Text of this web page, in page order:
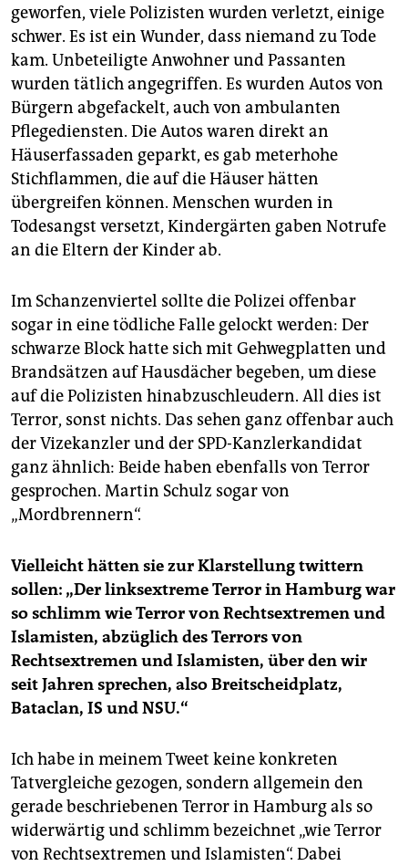
geworfen, viele Polizisten wurden verletzt, einige
schwer. Es ist ein Wunder, dass niemand zu Tode
kam. Unbeteiligte Anwohner und Passanten
wurden tätlich angegriffen. Es wurden Autos von
Bürgern abgefackelt, auch von ambulanten
Pflegediensten. Die Autos waren direkt an
Häuserfassaden geparkt, es gab meterhohe
Stichflammen, die auf die Häuser hätten
übergreifen können. Menschen wurden in
Todesangst versetzt, Kindergärten gaben Notrufe
an die Eltern der Kinder ab.
Im Schanzenviertel sollte die Polizei offenbar
sogar in eine tödliche Falle gelockt werden: Der
schwarze Block hatte sich mit Gehwegplatten und
Brandsätzen auf Hausdächer begeben, um diese
auf die Polizisten hinabzuschleudern. All dies ist
Terror, sonst nichts. Das sehen ganz offenbar auch
der Vizekanzler und der SPD-Kanzlerkandidat
ganz ähnlich: Beide haben ebenfalls von Terror
gesprochen. Martin Schulz sogar von
„Mordbrennern“.
Vielleicht hätten sie zur Klarstellung twittern
sollen: „Der linksextreme Terror in Hamburg war
so schlimm wie Terror von Rechtsextremen und
Islamisten, abzüglich des Terrors von
Rechtsextremen und Islamisten, über den wir
seit Jahren sprechen, also Breitscheidplatz,
Bataclan, IS und NSU.“
Ich habe in meinem Tweet keine konkreten
Tatvergleiche gezogen, sondern allgemein den
gerade beschriebenen Terror in Hamburg als so
widerwärtig und schlimm bezeichnet „wie Terror
von Rechtsextremen und Islamisten“. Dabei